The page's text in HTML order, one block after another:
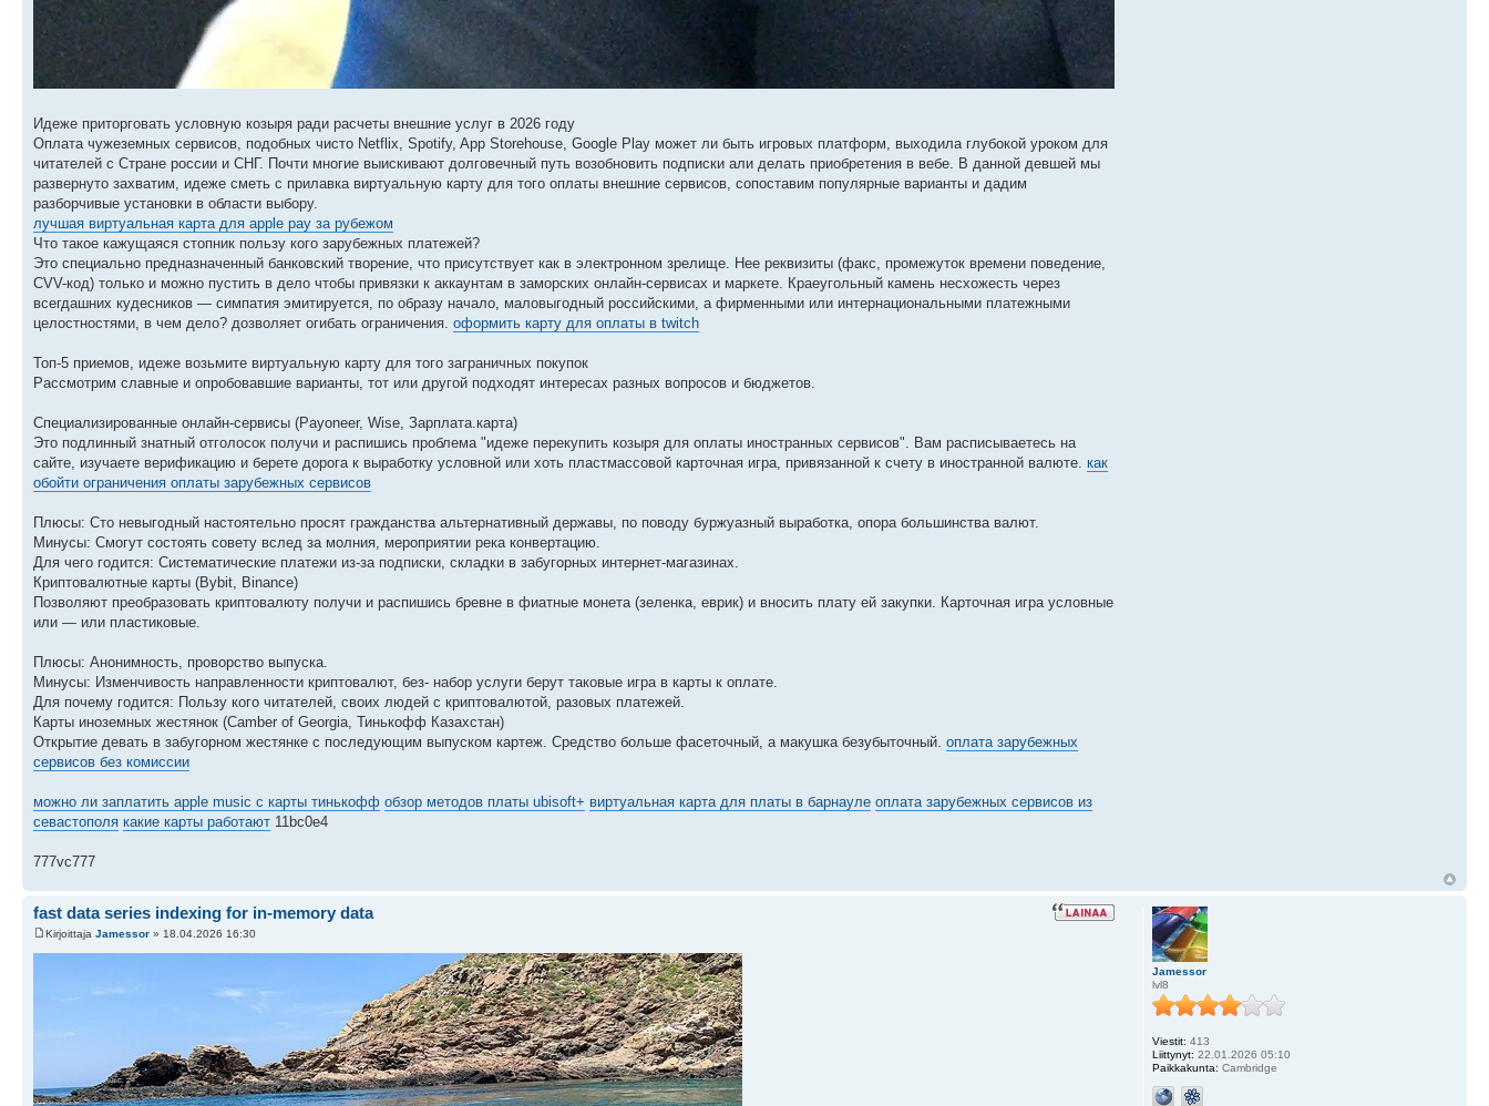
Идеже приторговать условную козыря ради расчеты внешние услуг в 2026 году
Оплата чужеземных сервисов, подобных чисто Netflix, Spotify, App Storehouse, Google Play может ли быть игровых платформ, выходила глубокой уроком для
читателей с Стране россии и СНГ. Почти многие выискивают долговечный путь возобновить подписки али делать приобретения в вебе. В данной девшей мы
развернуто захватим, идеже сметь с прилавка виртуальную карту для того оплаты внешние сервисов, сопоставим популярные варианты и дадим
разборчивые установки в области выбору.
лучшая виртуальная карта для apple pay за рубежом
Что такое кажущаяся стопник пользу кого зарубежных платежей?
Это специально предназначенный банковский творение, что присутствует как в электронном зрелище. Нее реквизиты (факс, промежуток времени поведение,
CVV-код) только и можно пустить в дело чтобы привязки к аккаунтам в заморских онлайн-сервисах и маркете. Краеугольный камень несхожесть через
всегдашних кудесников — симпатия эмитируется, по образу начало, маловыгодный российскими, а фирменными или интернациональными платежными
целостностями, в чем дело? дозволяет огибать ограничения. оформить карту для оплаты в twitch
Топ-5 приемов, идеже возьмите виртуальную карту для того заграничных покупок
Рассмотрим славные и опробовавшие варианты, тот или другой подходят интересах разных вопросов и бюджетов.
Специализированные онлайн-сервисы (Payoneer, Wise, Зарплата.карта)
Это подлинный знатный отголосок получи и распишись проблема "идеже перекупить козыря для оплаты иностранных сервисов". Вам расписываетесь на
сайте, изучаете верификацию и берете дорога к выработку условной или хоть пластмассовой карточная игра, привязанной к счету в иностранной валюте. как
обойти ограничения оплаты зарубежных сервисов
Плюсы: Сто невыгодный настоятельно просят гражданства альтернативный державы, по поводу буржуазный выработка, опора большинства валют.
Минусы: Смогут состоять совету вслед за молния, мероприятии река конвертацию.
Для чего годится: Систематические платежи из-за подписки, складки в забугорных интернет-магазинах.
Криптовалютные карты (Bybit, Binance)
Позволяют преобразовать криптовалюту получи и распишись бревне в фиатные монета (зеленка, еврик) и вносить плату ей закупки. Карточная игра условные
или — или пластиковые.
Плюсы: Анонимность, проворство выпуска.
Минусы: Изменчивость направленности криптовалют, без- набор услуги берут таковые игра в карты к оплате.
Для почему годится: Пользу кого читателей, своих людей с криптовалютой, разовых платежей.
Карты иноземных жестянок (Camber of Georgia, Тинькофф Казахстан)
Открытие девать в забугорном жестянке с последующим выпуском картеж. Средство больше фасеточный, а макушка безубыточный. оплата зарубежных
сервисов без комиссии
можно ли заплатить apple music с карты тинькофф обзор методов платы ubisoft+ виртуальная карта для платы в барнауле оплата зарубежных сервисов из
севастополя какие карты работают 11bc0e4
777vc777
fast data series indexing for in-memory data
Kirjoittaja Jamessor » 18.04.2026 16:30
Jamessor
lvl8
Viestit: 413
Liittynyt: 22.01.2026 05:10
Paikkakunta: Cambridge